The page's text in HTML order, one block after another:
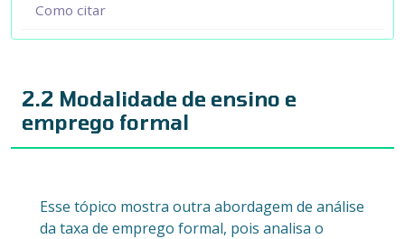
Como citar
2.2 Modalidade de ensino e
emprego formal
Esse tópico mostra outra abordagem de análise
da taxa de emprego formal, pois analisa o